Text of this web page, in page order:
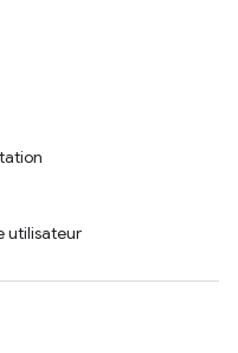
utilisateur